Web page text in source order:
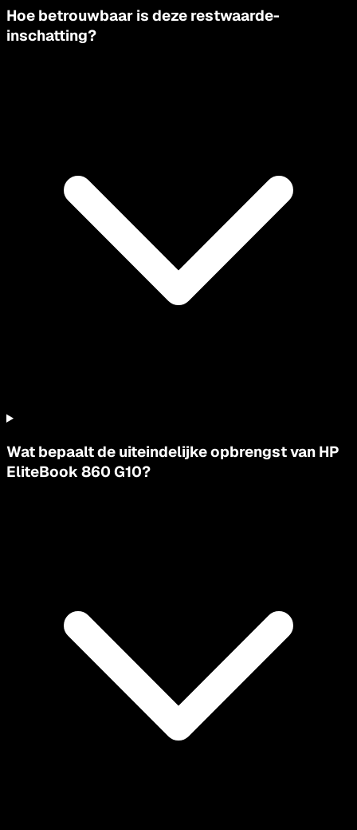
Hoe betrouwbaar is deze restwaarde-
inschatting?
Wat bepaalt de uiteindelijke opbrengst van HP
EliteBook 860 G10?